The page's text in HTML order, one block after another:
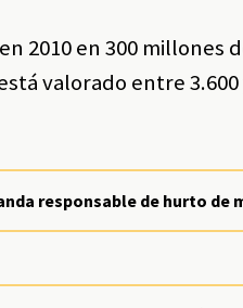
2010 en 300 millones
valorado entre
responsable de hurto de